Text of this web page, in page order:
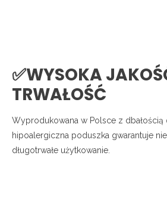
✅WYSOKA
TRWAŁOŚĆ
Wyprodukowana w Polsce z dbałością
hipoalergiczna poduszka gwarantuje
długotrwałe użytkowanie.